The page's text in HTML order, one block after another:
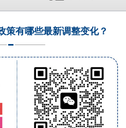
策有哪些最新调整变化？